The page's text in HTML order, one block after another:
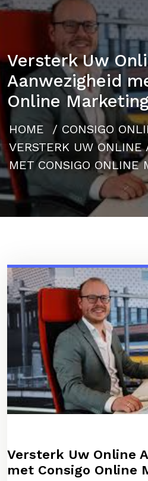
Versterk Uw
Aanwezigheid
Online
HOME / CONSIGO
VERSTERK UW ONLINE
MET CONSIGO ONLINE
Versterk Uw Online
met Consigo Online